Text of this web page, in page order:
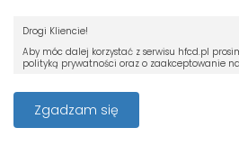
1
zapisywane na
ustawienia
Przeczytaj
Drogi Kliencie!
Aby móc dalej korzystać z serwisu hfcd.pl
polityką prywatności oraz o zaakceptowanie
Z dniem 25 maja 2018 r. rozpoczyna
Parlamentu Europejskiego i Rady (UE) 2016/
sprawie ochrony osób fizycznych w związku z
Zgadzam się